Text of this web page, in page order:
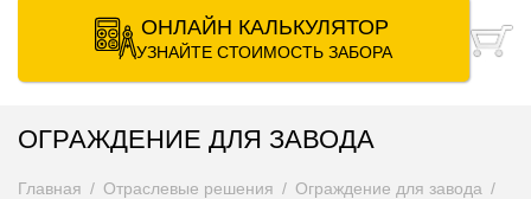
ОНЛАЙН КАЛЬКУЛЯТОР
УЗНАЙТЕ СТОИМОСТЬ ЗАБОРА
ОГРАЖДЕНИЕ ДЛЯ ЗАВОДА
Главная Отраслевые решения Ограждение для завода